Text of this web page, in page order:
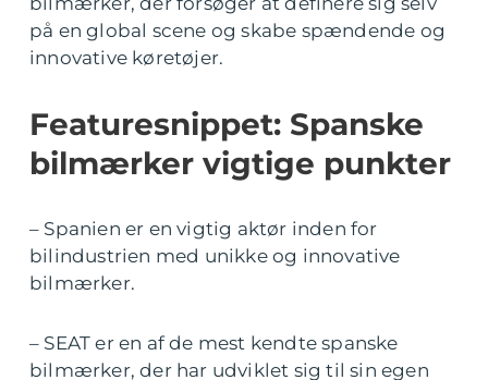
på en global scene og skabe spændende og
innovative køretøjer.
Featuresnippet: Spanske
bilmærker vigtige punkter
– Spanien er en vigtig aktør inden for
bilindustrien med unikke og innovative
bilmærker.
– SEAT er en af de mest kendte spanske
bilmærker, der har udviklet sig til sin egen